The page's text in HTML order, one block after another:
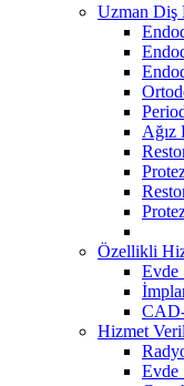
Uzman Diş
Ağız
Özellikli
Evde
Hizmet
Evde